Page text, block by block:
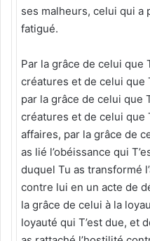
ses malheurs, celui qui a
fatigué.
Par la grâce de celui que
créatures et de celui que
par la grâce de celui que
créatures et de celui que
affaires, par la grâce de
as lié l’obéissance qui
duquel Tu as transformé
contre lui en un acte de
la grâce de celui à la
loyauté qui T’est due, et